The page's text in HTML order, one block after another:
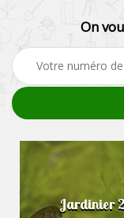
On
Jardinier